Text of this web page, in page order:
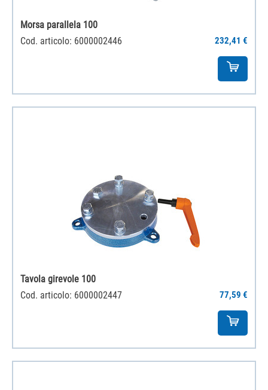
Morsa parallela 100
Cod. articolo: 6000002446
232,41 €
Tavola girevole 100
Cod. articolo: 6000002447
77,59 €